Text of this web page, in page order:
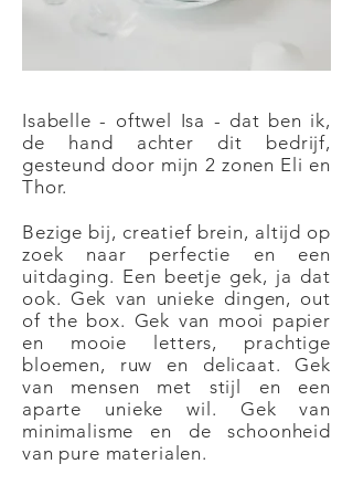
Isabelle - oftwel Isa - dat ben ik,
de hand achter dit bedrijf,
gesteund door mijn 2 zonen Eli en
Thor.
Bezige bij, creatief brein, altijd op
zoek naar perfectie en een
uitdaging. Een beetje gek, ja dat
ook. Gek van unieke dingen, out
of the box. Gek van mooi papier
en mooie letters, prachtige
bloemen, ruw en delicaat. Gek
van mensen met stijl en een
aparte unieke wil. Gek van
minimalisme en de schoonheid
van pure materialen.